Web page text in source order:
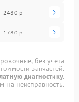
2480 р
1780 р
без учета
запчастей.
диагностику.
на неисправность.